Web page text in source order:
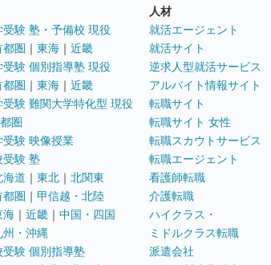
受験 塾・予備校 現役
都圏 ｜ 東海 ｜ 近畿
受験 個別指導塾 現役
都圏 ｜ 東海 ｜ 近畿
受験 難関大学特化型 現役
圏
受験 映像授業
受験 塾
海道 ｜ 東北 ｜ 北関東
都圏 ｜ 甲信越・北陸
海 ｜ 近畿 ｜ 中国・四国
州・沖縄
受験 個別指導塾
人材
就活エージェント
就活サイト
逆求人型就活サービス
アルバイト情報サイト
転職サイト
転職サイト 女性
転職スカウトサービス
転職エージェント
看護師転職
介護転職
ハイクラス・
ミドルクラス転職
派遣会社